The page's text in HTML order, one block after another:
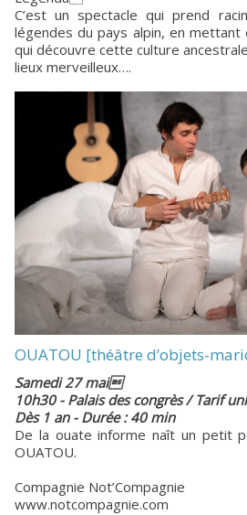
C’est un spectacle qui prend
légendes du pays alpin, en mettant
qui découvre cette culture
lieux merveilleux….
OUATOU [théâtre d’objets-
Samedi 27 mai
10h30 - Palais des congrès / Tarif
Dès 1 an - Durée : 40 min
De la ouate informe naît un petit
OUATOU.
Compagnie Not’Compagnie
www.notcompagnie.com